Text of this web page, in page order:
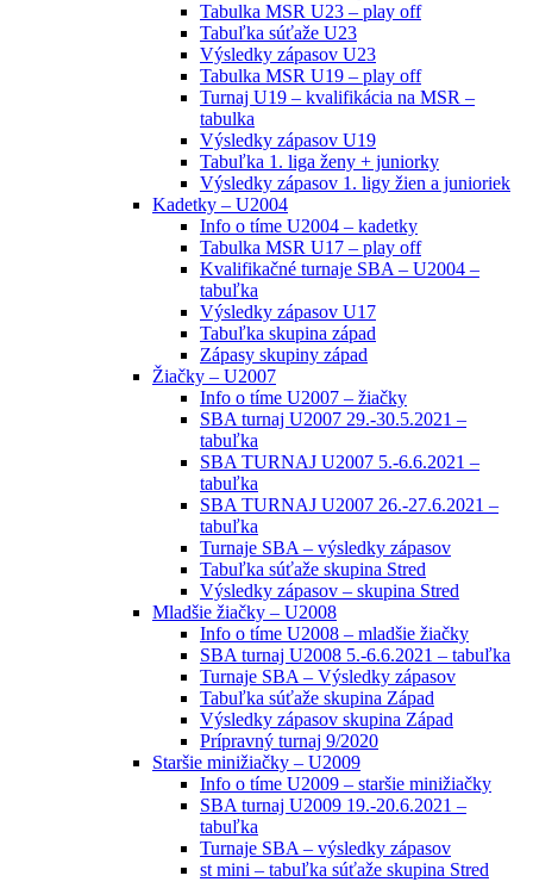
Tabulka MSR U23 – play off
Tabuľka súťaže U23
Výsledky zápasov U23
Tabulka MSR U19 – play off
Turnaj U19 – kvalifikácia na MSR –
tabulka
Výsledky zápasov U19
Tabuľka 1. liga ženy + juniorky
Výsledky zápasov 1. ligy žien a junioriek
Kadetky – U2004
Info o tíme U2004 – kadetky
Tabulka MSR U17 – play off
Kvalifikačné turnaje SBA – U2004 –
tabuľka
Výsledky zápasov U17
Tabuľka skupina západ
Zápasy skupiny západ
Žiačky – U2007
Info o tíme U2007 – žiačky
SBA turnaj U2007 29.-30.5.2021 –
tabuľka
SBA TURNAJ U2007 5.-6.6.2021 –
tabuľka
SBA TURNAJ U2007 26.-27.6.2021 –
tabuľka
Turnaje SBA – výsledky zápasov
Tabuľka súťaže skupina Stred
Výsledky zápasov – skupina Stred
Mladšie žiačky – U2008
Info o tíme U2008 – mladšie žiačky
SBA turnaj U2008 5.-6.6.2021 – tabuľka
Turnaje SBA – Výsledky zápasov
Tabuľka súťaže skupina Západ
Výsledky zápasov skupina Západ
Prípravný turnaj 9/2020
Staršie minižiačky – U2009
Info o tíme U2009 – staršie minižiačky
SBA turnaj U2009 19.-20.6.2021 –
tabuľka
Turnaje SBA – výsledky zápasov
st mini – tabuľka súťaže skupina Stred